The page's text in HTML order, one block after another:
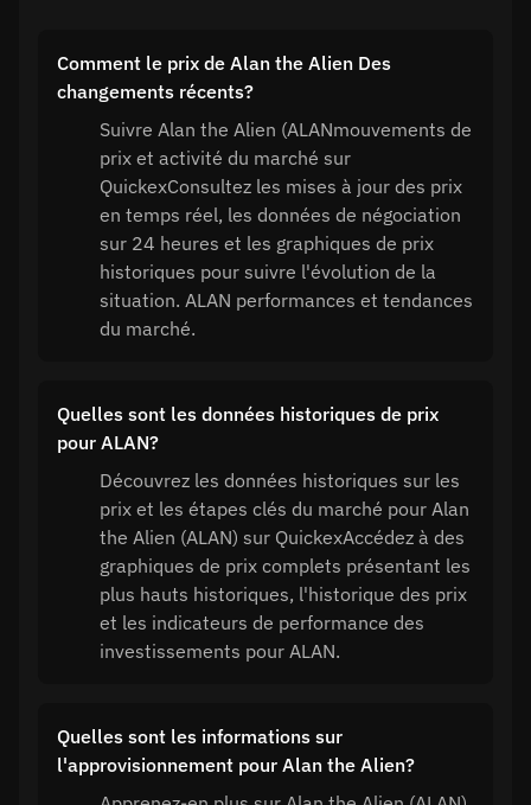
Comment le prix de Alan the Alien Des
changements récents?
Suivre Alan the Alien (ALANmouvements de
prix et activité du marché sur
QuickexConsultez les mises à jour des prix
en temps réel, les données de négociation
sur 24 heures et les graphiques de prix
historiques pour suivre l'évolution de la
situation. ALAN performances et tendances
du marché.
Quelles sont les données historiques de prix
pour ALAN?
Découvrez les données historiques sur les
prix et les étapes clés du marché pour Alan
the Alien (ALAN) sur QuickexAccédez à des
graphiques de prix complets présentant les
plus hauts historiques, l'historique des prix
et les indicateurs de performance des
investissements pour ALAN.
Quelles sont les informations sur
l'approvisionnement pour Alan the Alien?